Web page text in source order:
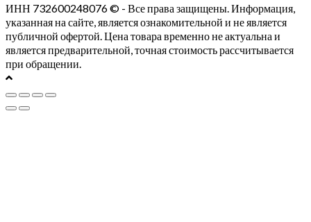
ИНН 732600248076 © - Все права защищены. Информация,
указанная на сайте, является ознакомительной и не является
публичной офертой. Цена товара временно не актуальна и
является предварительной, точная стоимость рассчитывается
при обращении.